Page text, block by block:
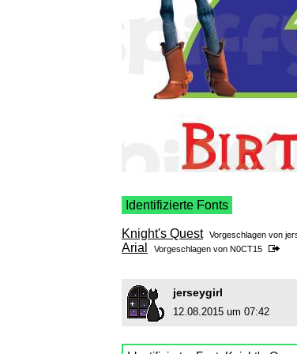
Identifizierte Fonts
Knight's Quest Vorgeschlagen von
Arial Vorgeschlagen von N0CT15
jerseygirl
12.08.2015 um 07:42